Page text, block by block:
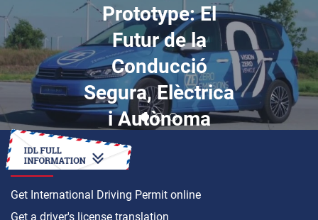
Prototype: El
Futur de la
Conducció
Segura, Elèctrica
i Autònoma
HOW TO
Get International Driving Permit online
Get a driver's license translation